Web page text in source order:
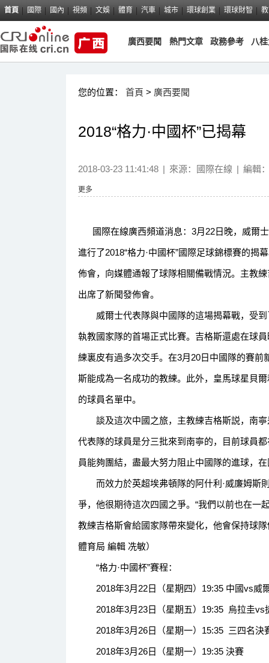
首頁 國際 國內 視頻 文娛 體育 汽車 城市 環球創業 環球財智
廣西要聞 熱門文章 政務參考 八
您的位置： 首頁 > 廣西要聞
2018“格力·中國杯”已揭幕
2018-03-23 11:41:48 | 來源： 國際在線 | 編輯
更多
國際在線廣西頻道消息：3月22日晚，威爾
進行了2018“格力·中國杯”國際足球錦標賽的
佈會，向媒體通報了球隊相關備戰情況。主教
出席了新聞發佈會。
威爾士代表隊與中國隊的這場揭幕戰，受到
執教國家隊的首場正式比賽。吉格斯還處在球
練裏皮有過多次交手。在3月20日中國隊的賽
斯能成為一名成功的教練。此外，皇馬球星貝
的球員名單中。
談及這次中國之旅，主教練吉格斯説，南寧
代表隊的球員是分三批來到南寧的，目前球員
員能夠團結，盡最大努力阻止中國隊的進球，
而效力於英超埃弗頓隊的阿什利·威廉姆斯則
爭，他很期待這次四國之爭。“我們以前也在一
教練吉格斯會給國家隊帶來變化，他會保持球
體育局 編輯 冼敏）
“格力·中國杯”賽程：
2018年3月22日（星期四）19:35 中國vs威
2018年3月23日（星期五）19:35 烏拉圭vs
2018年3月26日（星期一）15:35 三四名決
2018年3月26日（星期一）19:35 決賽